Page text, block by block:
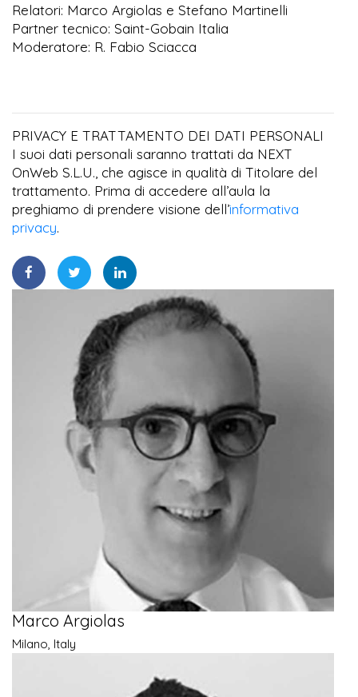
Relatori: Marco Argiolas e Stefano Martinelli
Partner tecnico: Saint-Gobain Italia
Moderatore: R. Fabio Sciacca
PRIVACY E TRATTAMENTO DEI DATI PERSONALI
I suoi dati personali saranno trattati da NEXT
OnWeb S.L.U., che agisce in qualità di Titolare del
trattamento. Prima di accedere all’aula la
preghiamo di prendere visione dell’informativa
privacy.
Marco Argiolas
Milano, Italy